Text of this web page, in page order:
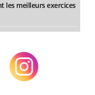
les meilleurs exercices